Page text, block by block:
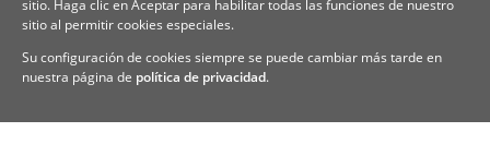
sitio. Haga clic en Aceptar para habilitar todas las funciones de nuestro
sitio al permitir cookies especiales.
Su configuración de cookies siempre se puede cambiar más tarde en
nuestra página de política de privacidad.